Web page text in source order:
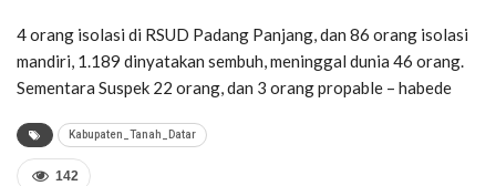
4 orang isolasi di RSUD Padang Panjang, dan 86 orang isolasi
mandiri, 1.189 dinyatakan sembuh, meninggal dunia 46 orang.
Sementara Suspek 22 orang, dan 3 orang propable – habede
Kabupaten_Tanah_Datar
142